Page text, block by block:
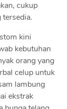
cukup
tersedia.
kini
kebutuhan
orang yang
celup untuk
lambung
ekstrak